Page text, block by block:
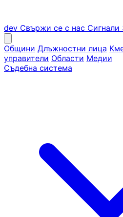
dev Свържи се с нас Сигнали
Общини Длъжностни лица
управители Области Медии
Съдебна система